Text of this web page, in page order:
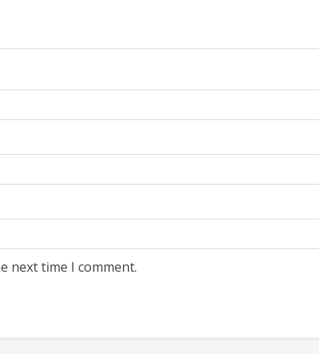
next time I comment.